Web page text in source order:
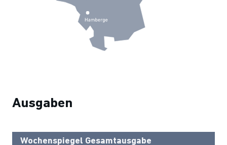
Ausgaben
Wochenspiegel Gesamtausgabe